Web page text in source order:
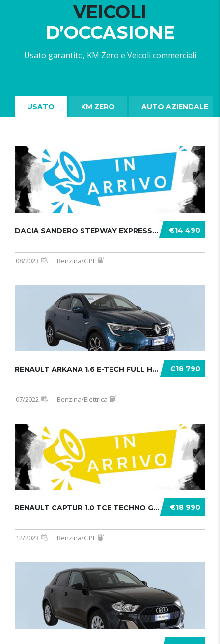
VEICOLI
D’OCCASIONE
Usato garantito, KM Zero e Veicoli commerciali
USATO KM ZERO AUTO AZIENDALE
€14 490
DACIA SANDERO STEPWAY EXPRESSION MY .......
08/2023 Benzina/GPL
€18 790
RENAULT ARKANA 1.6 E-TECH FULL HYBR .......
07/2022 Benzina/Elettrica
€18 990
RENAULT CAPTUR 1.0 TCE TECHNO GPL 1 .......
12/2023 Benzina/GPL